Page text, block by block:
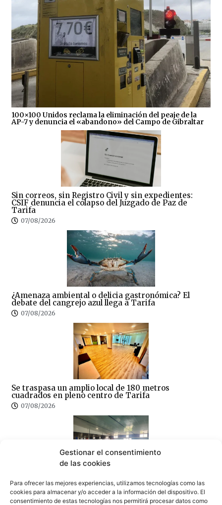
Gestionar el consentimiento
de las cookies
Para ofrecer las mejores experiencias, utilizamos tecnologías como las
cookies para almacenar y/o acceder a la información del dispositivo. El
consentimiento de estas tecnologías nos permitirá procesar datos como
100×100 Unidos reclama la eliminación del peaje de la
AP-7 y denuncia el «abandono» del Campo de Gibraltar
Sin correos, sin Registro Civil y sin expedientes:
CSIF denuncia el colapso del Juzgado de Paz de
Tarifa
07/08/2026
¿Amenaza ambiental o delicia gastronómica? El
debate del cangrejo azul llega a Tarifa
07/08/2026
Se traspasa un amplio local de 180 metros
cuadrados en pleno centro de Tarifa
07/08/2026
La piscina de Tarifa suspende temporalmente su
actividad por obras de mejora
07/08/2026